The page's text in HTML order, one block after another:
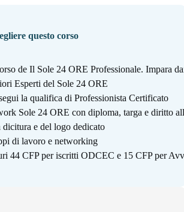
questo corso
de Il Sole 24 ORE Professionale. Impara
Esperti del Sole 24 ORE
la qualifica di Professionista Certificato
Sole 24 ORE con diploma, targa e diritto
dicitura e del logo dedicato
di lavoro e networking
44 CFP per iscritti ODCEC e 15 CFP per